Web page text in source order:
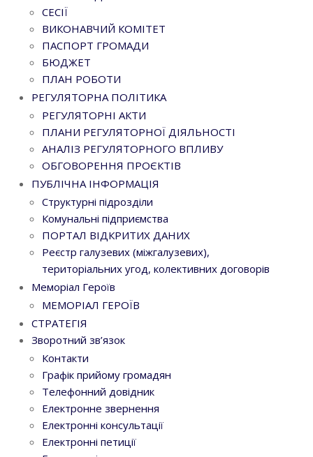
СЕСІЇ
ВИКОНАВЧИЙ КОМІТЕТ
ПАСПОРТ ГРОМАДИ
БЮДЖЕТ
ПЛАН РОБОТИ
РЕГУЛЯТОРНА ПОЛІТИКА
РЕГУЛЯТОРНІ АКТИ
ПЛАНИ РЕГУЛЯТОРНОЇ ДІЯЛЬНОСТІ
АНАЛІЗ РЕГУЛЯТОРНОГО ВПЛИВУ
ОБГОВОРЕННЯ ПРОЄКТІВ
ПУБЛІЧНА ІНФОРМАЦІЯ
Структурні підрозділи
Комунальні підприємства
ПОРТАЛ ВІДКРИТИХ ДАНИХ
Реєстр галузевих (міжгалузевих),
територіальних угод, колективних договорів
Меморіал Героїв
МЕМОРІАЛ ГЕРОЇВ
СТРАТЕГІЯ
Зворотний зв’язок
Контакти
Графік прийому громадян
Телефонний довідник
Електронне звернення
Електронні консультації
Електронні петиції